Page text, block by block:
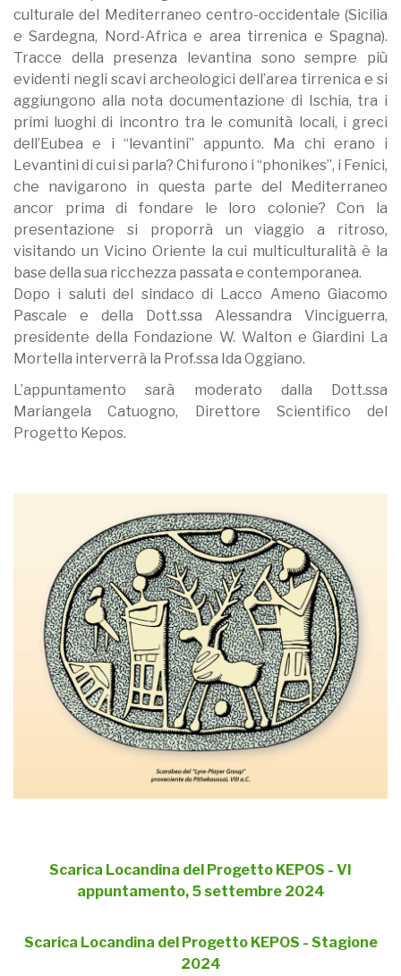
culturale del Mediterraneo centro-occidentale (Sicilia
e Sardegna, Nord-Africa e area tirrenica e Spagna).
Tracce della presenza levantina sono sempre più
evidenti negli scavi archeologici dell’area tirrenica e si
aggiungono alla nota documentazione di Ischia, tra i
primi luoghi di incontro tra le comunità locali, i greci
dell’Eubea e i “levantini” appunto. Ma chi erano i
Levantini di cui si parla? Chi furono i “phonikes”, i Fenici,
che navigarono in questa parte del Mediterraneo
ancor prima di fondare le loro colonie? Con la
presentazione si proporrà un viaggio a ritroso,
visitando un Vicino Oriente la cui multiculturalità è la
base della sua ricchezza passata e contemporanea.
Dopo i saluti del sindaco di Lacco Ameno Giacomo
Pascale e della Dott.ssa Alessandra Vinciguerra,
presidente della Fondazione W. Walton e Giardini La
Mortella interverrà la Prof.ssa Ida Oggiano.
L’appuntamento sarà moderato dalla Dott.ssa
Mariangela Catuogno, Direttore Scientifico del
Progetto Kepos.
Scarica Locandina del Progetto KEPOS - VI
appuntamento, 5 settembre 2024
Scarica Locandina del Progetto KEPOS - Stagione
2024